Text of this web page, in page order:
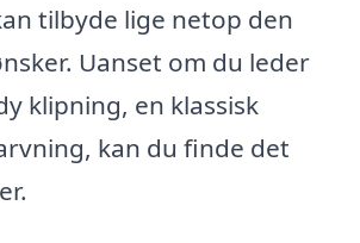
tilbyde lige netop den
Uanset om du leder
klipning, en klassisk
kan du finde det